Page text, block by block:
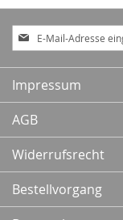
Anmeldung
zum
Newsletter:
Impressum
AGB
Widerrufsrecht
Bestellvorgang